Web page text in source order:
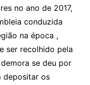
no ano de 2017,
conduzida
na época ,
ser recolhido pela
se deu por
depositar os